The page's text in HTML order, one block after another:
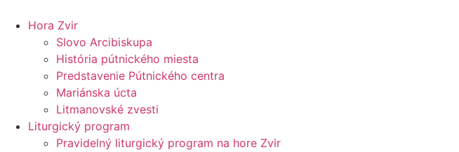
Hora Zvir
Slovo Arcibiskupa
História pútnického miesta
Predstavenie Pútnického centra
Mariánska úcta
Litmanovské zvesti
Liturgický program
Pravidelný liturgický program na hore Zvir